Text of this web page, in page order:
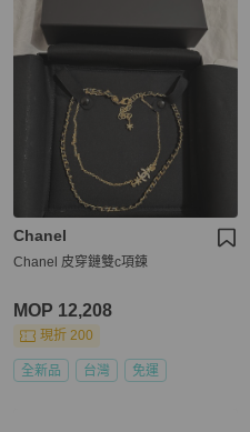
Chanel
Chanel 皮穿鏈雙c項鍊
MOP 12,208
現折 200
全新品 台灣 免運